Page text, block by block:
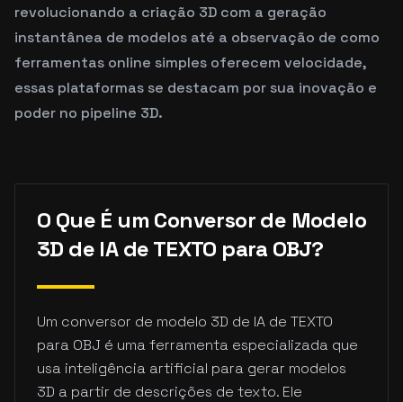
revolucionando a criação 3D com a geração
instantânea de modelos até a observação de como
ferramentas online simples oferecem velocidade,
essas plataformas se destacam por sua inovação e
poder no pipeline 3D.
O Que É um Conversor de Modelo
3D de IA de TEXTO para OBJ?
Um conversor de modelo 3D de IA de TEXTO
para OBJ é uma ferramenta especializada que
usa inteligência artificial para gerar modelos
3D a partir de descrições de texto. Ele